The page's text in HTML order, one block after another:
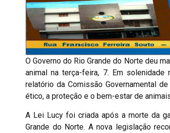
O Governo do Rio Grande do Norte deu
animal na terça-feira, 7. Em solenidade
relatório da Comissão Governamental
ético, a proteção e o bem-estar de
A Lei Lucy foi criada após a morte da
Grande do Norte. A nova legislação